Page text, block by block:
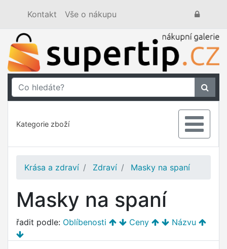
Kontakt Vše o nákupu
Kategorie zboží
Krása a zdraví Zdraví Masky na spaní
Masky na spaní
řadit podle: Oblíbenosti Ceny Názvu